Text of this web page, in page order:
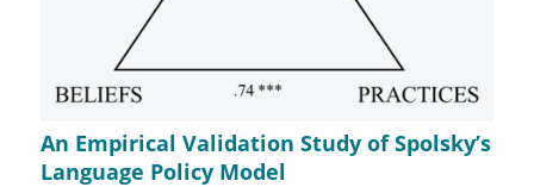
An Empirical Validation Study of Spolsky’s
Language Policy Model